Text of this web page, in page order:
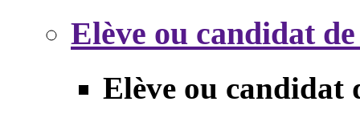
Elève ou candidat
Elève ou candidat